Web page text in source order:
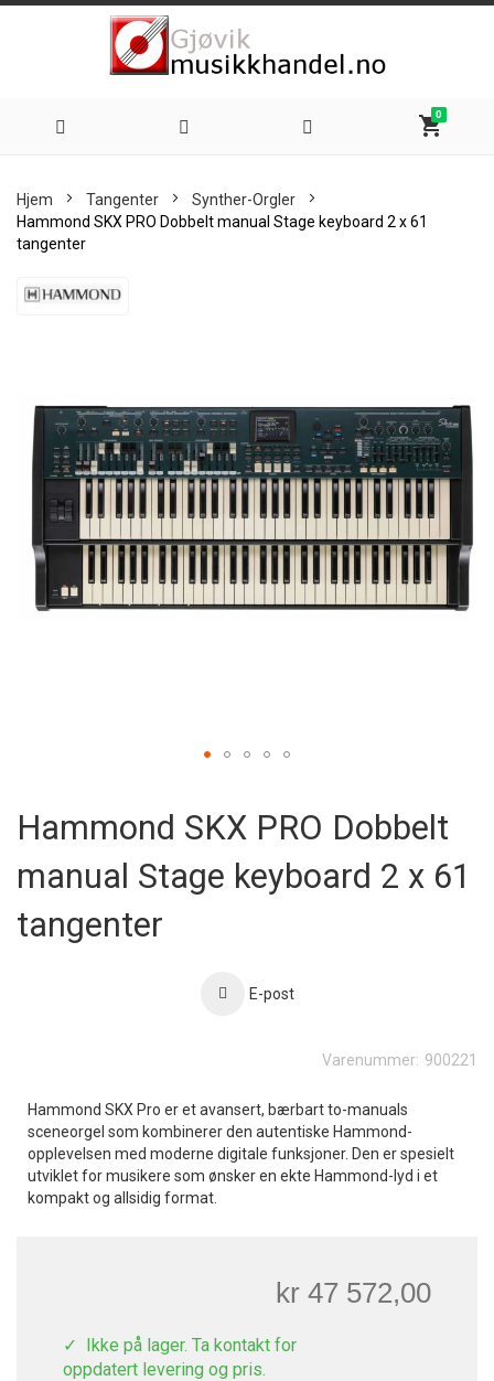
shopping_cart
0
Hjem Tangenter
Synther-Orgler
Hammond SKX PRO Dobbelt manual Stage keyboard 2 x 61
tangenter
Skip
images
gallery
the
of
the
images
gallery
Hammond SKX PRO Dobbelt
manual Stage keyboard 2 x 61
tangenter
E-post
Varenummer: 900221
Hammond SKX Pro er et avansert, bærbart to-manuals
sceneorgel som kombinerer den autentiske Hammond-
opplevelsen med moderne digitale funksjoner. Den er spesielt
utviklet for musikere som ønsker en ekte Hammond-lyd i et
kompakt og allsidig format.
kr 47 572,00
Ikke på lager. Ta kontakt for
oppdatert levering og pris.